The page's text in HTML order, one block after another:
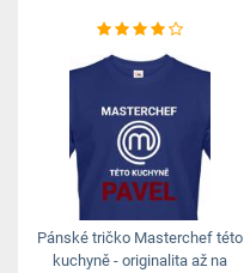
Pánské tričko Masterchef této
kuchyně - originalita až na